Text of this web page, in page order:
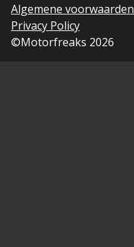
Algemene voorwaarden
Privacy Policy
©Motorfreaks 2026